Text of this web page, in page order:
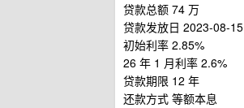
贷款总额 74 万
贷款发放日 2023-08-15
初始利率 2.85%
26 年 1 月利率 2.6%
贷款期限 12 年
还款方式 等额本息